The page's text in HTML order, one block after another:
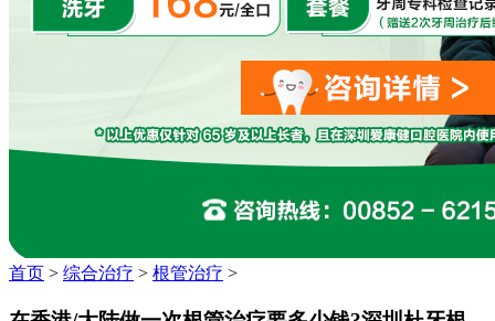
首页 > 综合治疗 > 根管治疗 >